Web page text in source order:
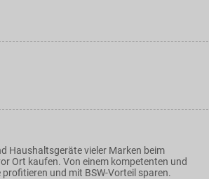
Haushaltsgeräte vieler Marken beim
Ort kaufen. Von einem kompetenten und
und mit BSW-Vorteil sparen.